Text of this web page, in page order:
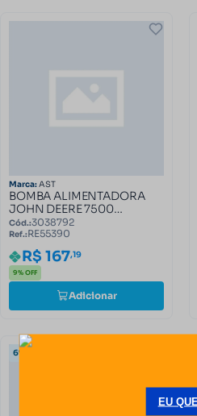
Marca:AST
BOMBA ALIMENTADORA
JOHN DEERE 7500
RE55390
Cód.:3038792
Ref.:RE55390
R$ 167,19
9% OFF
Adicionar
6% OFF